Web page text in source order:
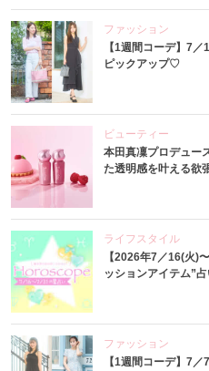
ファッション
【1週間コーデ】7
ピックアップ♡
ビューティー
本田真凜プロデュー
た透明感を叶える欲
ライフスタイル
【2026年7／16(火)
ッションアイテム”
ファッション
【1週間コーデ】7